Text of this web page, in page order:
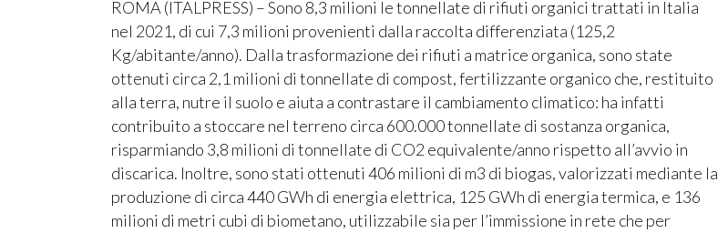
ROMA (ITALPRESS) – Sono 8,3 milioni le tonnellate di rifiuti organici trattati in Italia
nel 2021, di cui 7,3 milioni provenienti dalla raccolta differenziata (125,2
Kg/abitante/anno). Dalla trasformazione dei rifiuti a matrice organica, sono state
ottenuti circa 2,1 milioni di tonnellate di compost, fertilizzante organico che, restituito
alla terra, nutre il suolo e aiuta a contrastare il cambiamento climatico: ha infatti
contribuito a stoccare nel terreno circa 600.000 tonnellate di sostanza organica,
risparmiando 3,8 milioni di tonnellate di CO2 equivalente/anno rispetto all’avvio in
discarica. Inoltre, sono stati ottenuti 406 milioni di m3 di biogas, valorizzati mediante la
produzione di circa 440 GWh di energia elettrica, 125 GWh di energia termica, e 136
milioni di metri cubi di biometano, utilizzabile sia per l’immissione in rete che per